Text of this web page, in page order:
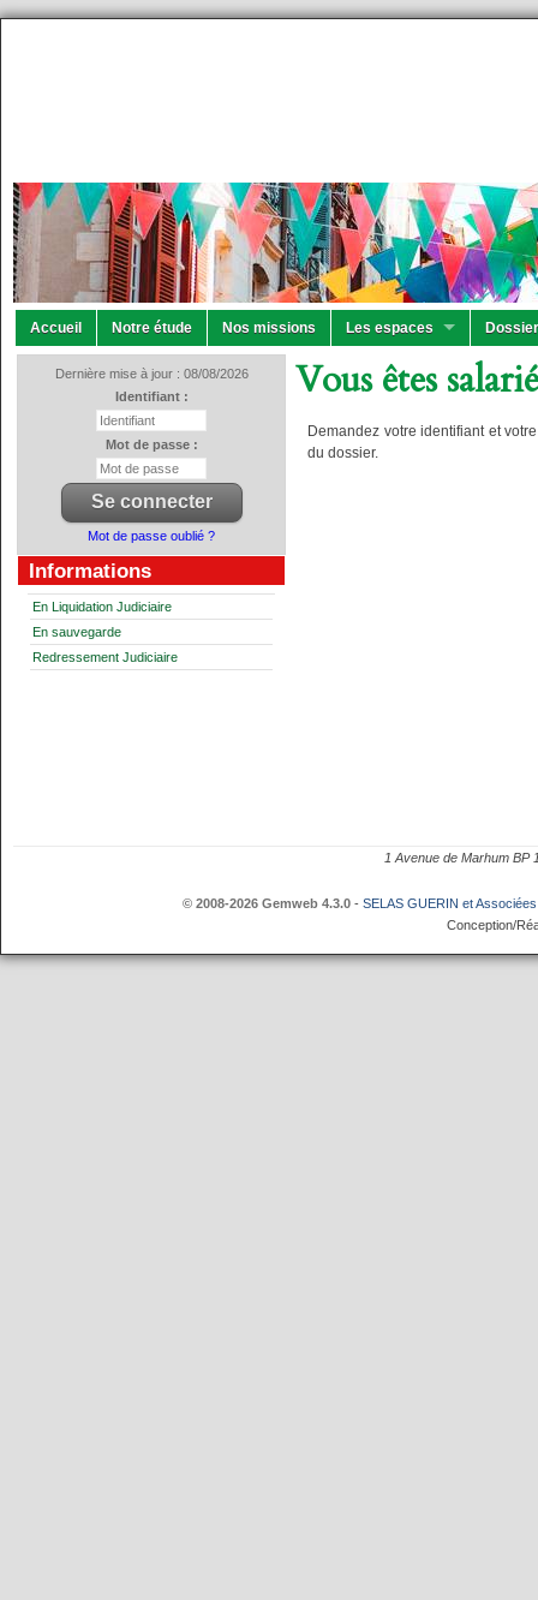
Accueil Notre étude Nos missions Les espaces
Dernière mise à jour : 08/08/2026
Identifiant :
Mot de passe :
Mot de passe oublié ?
Informations
En Liquidation Judiciaire
En sauvegarde
Redressement Judiciaire
Vous êtes
Demandez votre identifiant et
du dossier.
1 Avenue de Marhum BP
© 2008-2026 Gemweb 4.3.0 - SELAS GUERIN et Associées
Conception/